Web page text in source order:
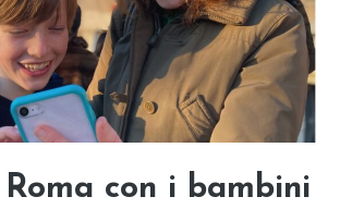
con i bambini